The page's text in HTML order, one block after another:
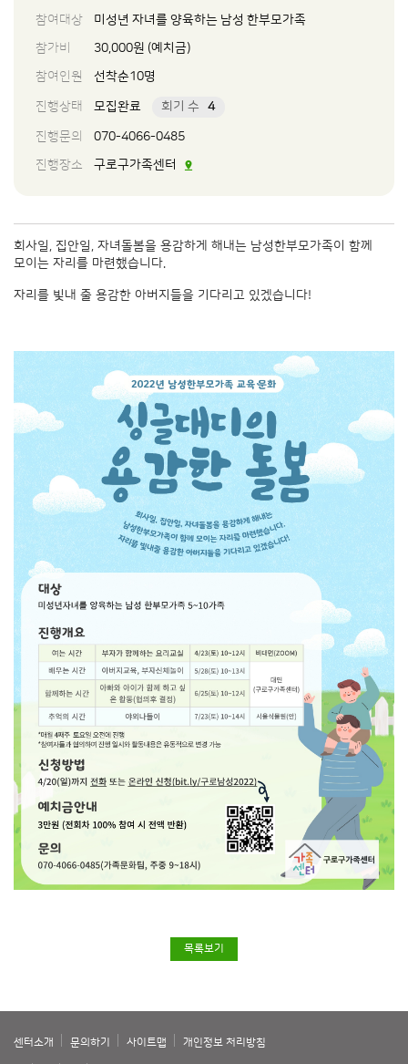
참여대상
미성년 자녀를 양육하는 남성 한부모가족
참가비
30,000원 (예치금)
참여인원
선착순10명
진행상태 모집완료 회기 수 4
진행문의
070-4066-0485
진행장소
구로구가족센터
회사일, 집안일, 자녀돌봄을 용감하게 해내는 남성한부모가족이 함께
모이는 자리를 마련했습니다.
자리를 빛내 줄 용감한 아버지들을 기다리고 있겠습니다!
목록보기
센터소개 문의하기 사이트맵 개인정보 처리방침